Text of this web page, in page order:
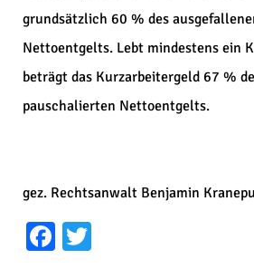
grundsätzlich 60 % des
Nettoentgelts. Lebt mindestens ein
beträgt das Kurzarbeitergeld 67 %
pauschalierten Nettoentgelts.
gez. Rechtsanwalt Benjamin
Facebook